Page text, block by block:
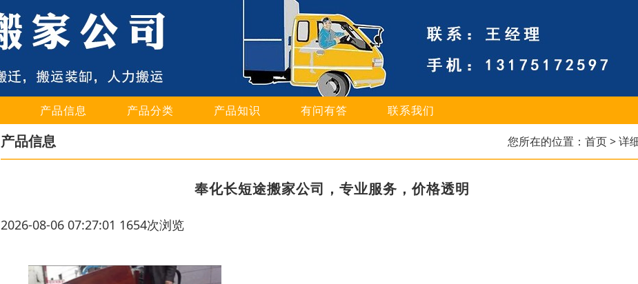
产品信息 产品分类 产品知识 有问有答 联系我们
产品信息 您所在的位置： 首页> 详
奉化长短途搬家公司，专业服务，价格透明
2026-08-06 07:27:01 1654次浏览